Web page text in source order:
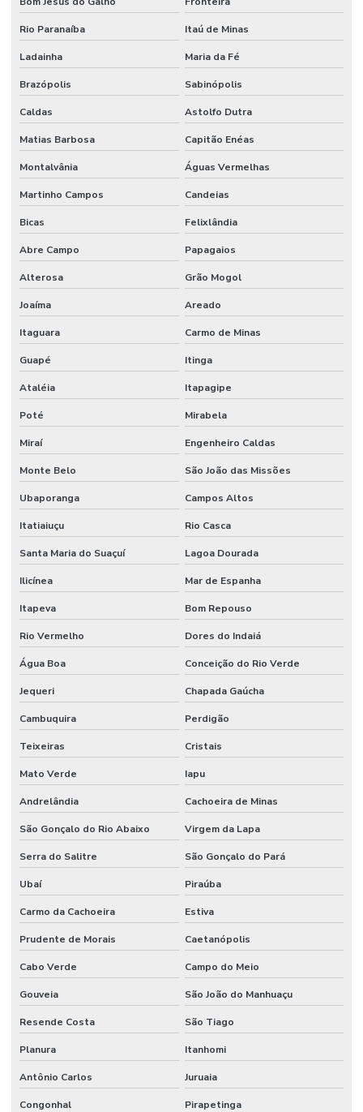
Rio Paranaíba Itaú de Minas
Ladainha Maria da Fé
Brazópolis Sabinópolis
Caldas Astolfo Dutra
Matias Barbosa Capitão Enéas
Montalvânia Águas Vermelhas
Martinho Campos Candeias
Bicas Felixlândia
Abre Campo Papagaios
Alterosa Grão Mogol
Joaíma Areado
Itaguara Carmo de Minas
Guapé Itinga
Ataléia Itapagipe
Poté Mirabela
Miraí Engenheiro Caldas
Monte Belo São João das Missões
Ubaporanga Campos Altos
Itatiaiuçu Rio Casca
Santa Maria do Suaçuí Lagoa Dourada
Ilicínea Mar de Espanha
Itapeva Bom Repouso
Rio Vermelho Dores do Indaiá
Água Boa Conceição do Rio Verde
Jequeri Chapada Gaúcha
Cambuquira Perdigão
Teixeiras Cristais
Mato Verde Iapu
Andrelândia Cachoeira de Minas
São Gonçalo do Rio Abaixo Virgem da Lapa
Serra do Salitre São Gonçalo do Pará
Ubaí Piraúba
Carmo da Cachoeira Estiva
Prudente de Morais Caetanópolis
Cabo Verde Campo do Meio
Gouveia São João do Manhuaçu
Resende Costa São Tiago
Planura Itanhomi
Antônio Carlos Juruaia
Congonhal Pirapetinga